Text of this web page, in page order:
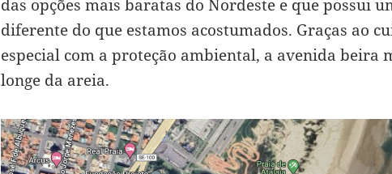
das opções mais baratas do Nordeste e que possui
diferente do que estamos acostumados. Graças ao
especial com a proteção ambiental, a avenida beira
longe da areia.